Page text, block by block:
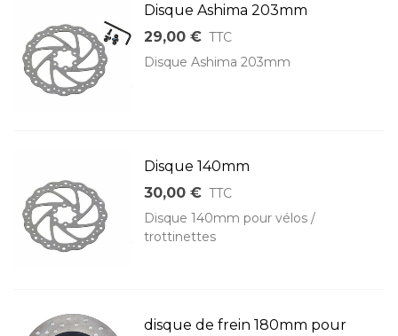
Disque Ashima 203mm
29,00 € TTC
Disque Ashima 203mm
Disque 140mm
30,00 € TTC
Disque 140mm pour vélos /
trottinettes
disque de frein 180mm pour